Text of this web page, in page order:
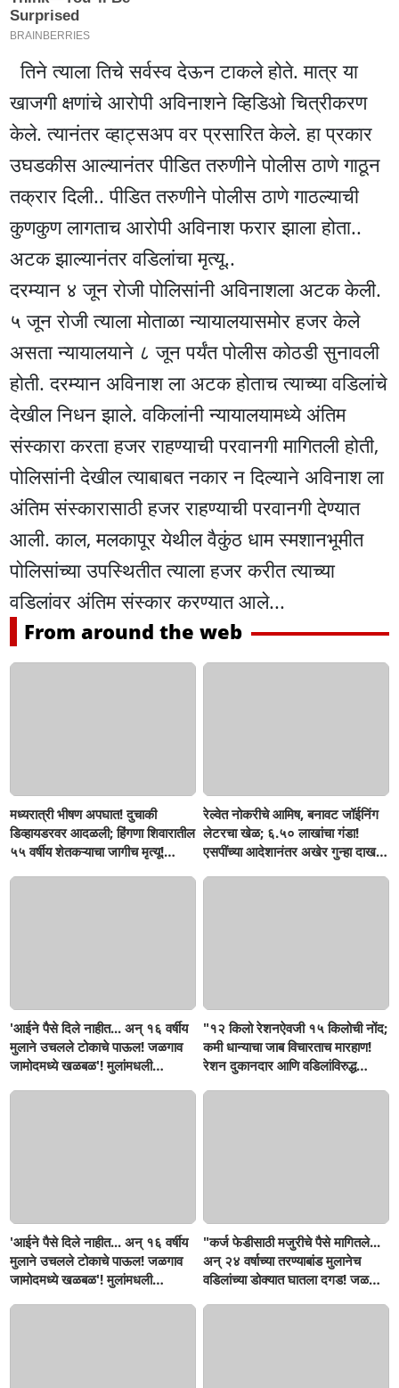
तिने त्याला तिचे सर्वस्व देऊन टाकले होते. मात्र या
खाजगी क्षणांचे आरोपी अविनाशने व्हिडिओ चित्रीकरण
केले. त्यानंतर व्हाट्सअप वर प्रसारित केले. हा प्रकार
उघडकीस आल्यानंतर पीडित तरुणीने पोलीस ठाणे गाठून
तक्रार दिली.. पीडित तरुणीने पोलीस ठाणे गाठल्याची
कुणकुण लागताच आरोपी अविनाश फरार झाला होता..
अटक झाल्यानंतर वडिलांचा मृत्यू..
दरम्यान ४ जून रोजी पोलिसांनी अविनाशला अटक केली.
५ जून रोजी त्याला मोताळा न्यायालयासमोर हजर केले
असता न्यायालयाने ८ जून पर्यंत पोलीस कोठडी सुनावली
होती. दरम्यान अविनाश ला अटक होताच त्याच्या वडिलांचे
देखील निधन झाले. वकिलांनी न्यायालयामध्ये अंतिम
संस्कारा करता हजर राहण्याची परवानगी मागितली होती,
पोलिसांनी देखील त्याबाबत नकार न दिल्याने अविनाश ला
अंतिम संस्कारासाठी हजर राहण्याची परवानगी देण्यात
आली. काल, मलकापूर येथील वैकुंठ धाम स्मशानभूमीत
पोलिसांच्या उपस्थितीत त्याला हजर करीत त्याच्या
वडिलांवर अंतिम संस्कार करण्यात आले...
From around the web
मध्यरात्री भीषण अपघात! दुचाकी
डिव्हायडरवर आदळली; हिंगणा शिवारातील
५५ वर्षीय शेतकऱ्याचा जागीच मृत्यू!
रेल्वेत नोकरीचे आमिष, बनावट जॉईनिंग
लेटरचा खेळ; ६.५० लाखांचा गंडा!
एसपींच्या आदेशानंतर अखेर गुन्हा दाखल;
'आईने पैसे दिले नाहीत... अन् १६ वर्षीय
मुलाने उचलले टोकाचे पाऊल! जळगाव
जामोदमध्ये खळबळ'! मुलांमधली
"१२ किलो रेशनऐवजी १५ किलोची नोंद;
कमी धान्याचा जाब विचारताच मारहाण!
रेशन दुकानदार आणि वडिलांविरुद्ध
'आईने पैसे दिले नाहीत... अन् १६ वर्षीय
मुलाने उचलले टोकाचे पाऊल! जळगाव
जामोदमध्ये खळबळ'! मुलांमधली
"कर्ज फेडीसाठी मजुरीचे पैसे मागितले...
अन् २४ वर्षाच्या तरण्याबांड मुलानेच
वडिलांच्या डोक्यात घातला दगड! जळगाव